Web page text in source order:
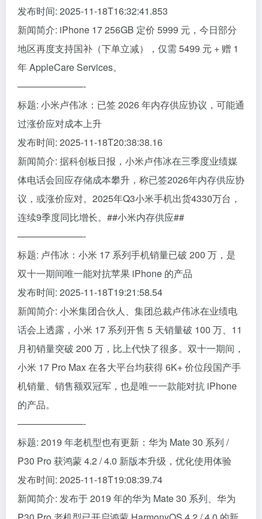
发布时间: 2025-11-18T16:32:41.853
新闻简介: iPhone 17 256GB 定价 5999 元，今日部分
地区再度支持国补（下单立减），仅需 5499 元 + 赠 1
年 AppleCare Services。
———————-
标题: 小米卢伟冰：已签 2026 年内存供应协议，可能通
过涨价应对成本上升
发布时间: 2025-11-18T20:38:38.16
新闻简介: 据科创板日报，小米卢伟冰在三季度业绩媒
体电话会回应存储成本攀升，称已签2026年内存供应协
议，或涨价应对。2025年Q3小米手机出货4330万台，
连续9季度同比增长。##小米内存供应##
———————-
标题: 卢伟冰：小米 17 系列手机销量已破 200 万，是
双十一期间唯一能对抗苹果 iPhone 的产品
发布时间: 2025-11-18T19:21:58.54
新闻简介: 小米集团合伙人、集团总裁卢伟冰在业绩电
话会上透露，小米 17 系列开售 5 天销量破 100 万、11
月初销量突破 200 万，比上代快了很多。双十一期间，
小米 17 Pro Max 在各大平台均获得 6K+ 价位段国产手
机销量、销售额双冠军，也是唯一一款能对抗 iPhone
的产品。
———————-
标题: 2019 年老机型也有更新：华为 Mate 30 系列 /
P30 Pro 获鸿蒙 4.2 / 4.0 新版本升级，优化使用体验
发布时间: 2025-11-18T19:08:39.74
新闻简介: 发布于 2019 年的华为 Mate 30 系列、华为